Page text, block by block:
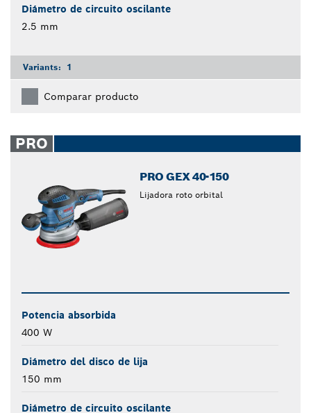
Diámetro de circuito oscilante
2.5 mm
Variants: 1
Comparar producto
PRO
PRO GEX 40-150
Lijadora roto orbital
Potencia absorbida
400 W
Diámetro del disco de lija
150 mm
Diámetro de circuito oscilante